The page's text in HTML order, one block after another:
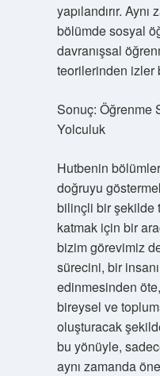
yapılandırır.
bölümde sosyal
davranışsal
teorilerinden izler
Sonuç: Öğrenme
Yolculuk
Hutbenin
doğruyu
bilinçli bir şekilde
katmak için bir
bizim görevimiz
sürecini, bir
edinmesinden
bireysel ve
oluşturacak
bu yönüyle,
aynı zamanda